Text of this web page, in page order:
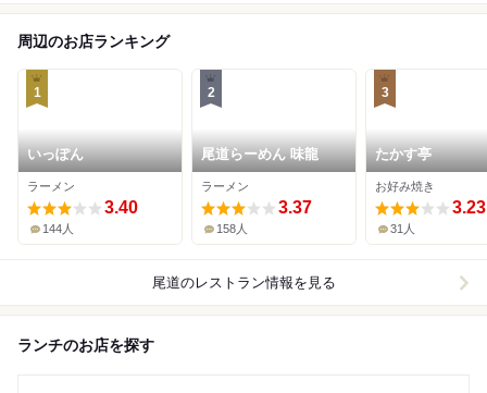
周辺のお店ランキング
1
いっぽん
ラーメン
3.40
144人
2
尾道らーめん 味龍
ラーメン
3.37
158人
3
たかす亭
お好み焼き
3.23
31人
尾道のレストラン情報を見る
ランチのお店を探す